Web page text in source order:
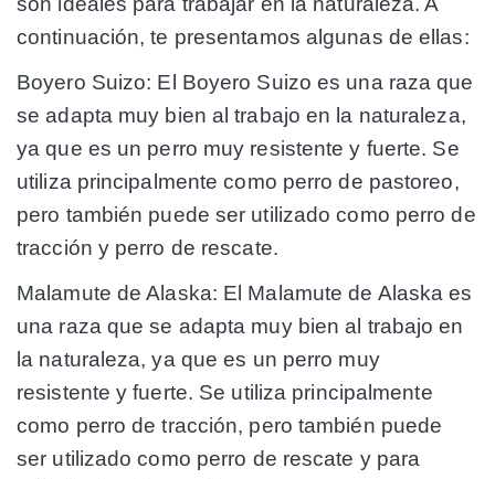
continuación, te presentamos algunas de ellas:
Boyero Suizo: El Boyero Suizo es una raza que
se adapta muy bien al trabajo en la naturaleza,
ya que es un perro muy resistente y fuerte. Se
utiliza principalmente como perro de pastoreo,
pero también puede ser utilizado como perro de
tracción y perro de rescate.
Malamute de Alaska: El Malamute de Alaska es
una raza que se adapta muy bien al trabajo en
la naturaleza, ya que es un perro muy
resistente y fuerte. Se utiliza principalmente
como perro de tracción, pero también puede
ser utilizado como perro de rescate y para